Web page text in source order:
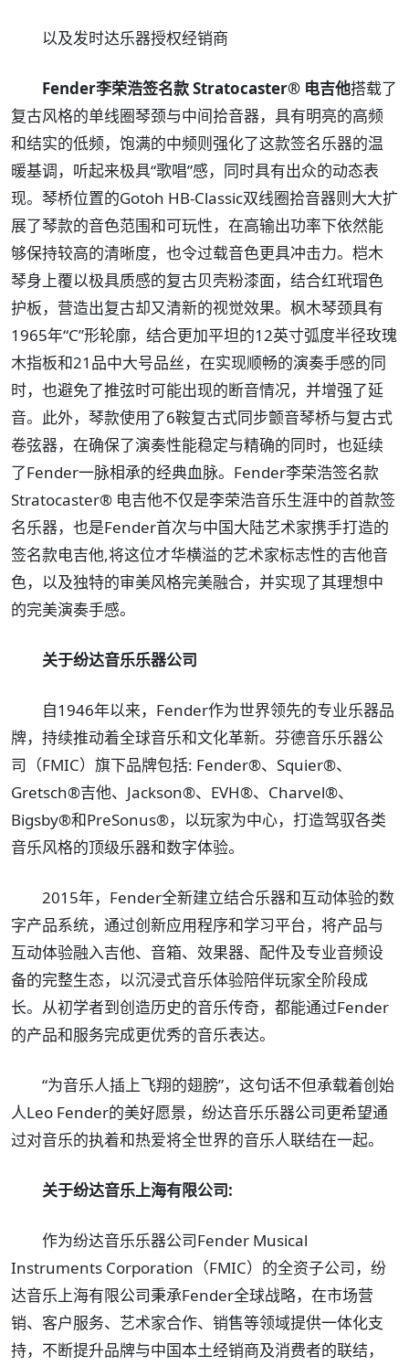
以及发时达乐器授权经销商
Fender李荣浩签名款 Stratocaster® 电吉他搭载了
复古风格的单线圈琴颈与中间拾音器，具有明亮的高频
和结实的低频，饱满的中频则强化了这款签名乐器的温
暖基调，听起来极具“歌唱”感，同时具有出众的动态表
现。琴桥位置的Gotoh HB-Classic双线圈拾音器则大大扩
展了琴款的音色范围和可玩性，在高输出功率下依然能
够保持较高的清晰度，也令过载音色更具冲击力。桤木
琴身上覆以极具质感的复古贝壳粉漆面，结合红玳瑁色
护板，营造出复古却又清新的视觉效果。枫木琴颈具有
1965年“C”形轮廓，结合更加平坦的12英寸弧度半径玫瑰
木指板和21品中大号品丝，在实现顺畅的演奏手感的同
时，也避免了推弦时可能出现的断音情况，并增强了延
音。此外，琴款使用了6鞍复古式同步颤音琴桥与复古式
卷弦器，在确保了演奏性能稳定与精确的同时，也延续
了Fender一脉相承的经典血脉。Fender李荣浩签名款
Stratocaster® 电吉他不仅是李荣浩音乐生涯中的首款签
名乐器，也是Fender首次与中国大陆艺术家携手打造的
签名款电吉他,将这位才华横溢的艺术家标志性的吉他音
色，以及独特的审美风格完美融合，并实现了其理想中
的完美演奏手感。
关于纷达音乐乐器公司
自1946年以来，Fender作为世界领先的专业乐器品
牌，持续推动着全球音乐和文化革新。芬德音乐乐器公
司（FMIC）旗下品牌包括: Fender®、Squier®、
Gretsch®吉他、Jackson®、EVH®、Charvel®、
Bigsby®和PreSonus®，以玩家为中心，打造驾驭各类
音乐风格的顶级乐器和数字体验。
2015年，Fender全新建立结合乐器和互动体验的数
字产品系统，通过创新应用程序和学习平台，将产品与
互动体验融入吉他、音箱、效果器、配件及专业音频设
备的完整生态，以沉浸式音乐体验陪伴玩家全阶段成
长。从初学者到创造历史的音乐传奇，都能通过Fender
的产品和服务完成更优秀的音乐表达。
“为音乐人插上飞翔的翅膀”，这句话不但承载着创始
人Leo Fender的美好愿景，纷达音乐乐器公司更希望通
过对音乐的执着和热爱将全世界的音乐人联结在一起。
关于纷达音乐上海有限公司:
作为纷达音乐乐器公司Fender Musical
Instruments Corporation（FMIC）的全资子公司，纷
达音乐上海有限公司秉承Fender全球战略，在市场营
销、客户服务、艺术家合作、销售等领域提供一体化支
持，不断提升品牌与中国本土经销商及消费者的联结，